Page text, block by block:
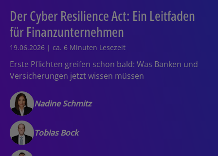
Der Cyber Resilience Act: Ein Leitfaden
für Finanzunternehmen
19.06.2026 | ca. 6 Minuten Lesezeit
Erste Pflichten greifen schon bald: Was Banken und
Versicherungen jetzt wissen müssen
Nadine Schmitz
Tobias Bock